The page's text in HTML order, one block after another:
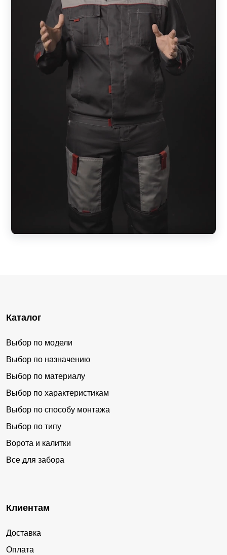
Каталог
Выбор по модели
Выбор по назначению
Выбор по материалу
Выбор по характеристикам
Выбор по способу монтажа
Выбор по типу
Ворота и калитки
Все для забора
Клиентам
Доставка
Оплата